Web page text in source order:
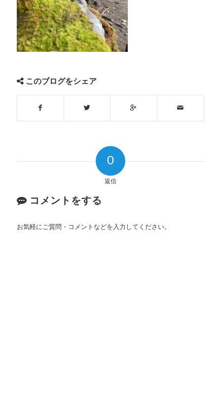
このブログをシェア
0
返信
コメントをする
お気軽にご質問・コメントなどを入力してください。